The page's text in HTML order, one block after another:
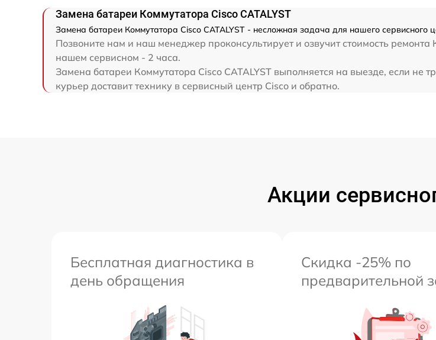
Замена батареи Коммутатора Cisco CATALYST
Замена батареи Коммутатора Cisco CATALYST - несложная задача для нашего сервисного
Позвоните нам и наш менеджер проконсультирует и озвучит стоимость
нашем сервисном - 2 часа.
Замена батареи Коммутатора Cisco CATALYST выполняется на выезде, если не
курьер доставит технику в сервисный центр Cisco и обратно.
Акции
Бесплатная диагностика в
день обращения
Скидка -25% по
предварительной